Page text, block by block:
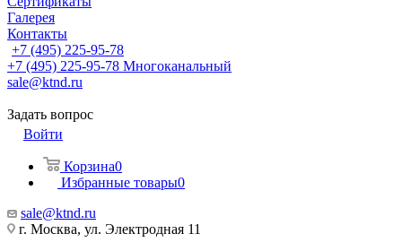
Галерея
Контакты
+7 (495) 225-95-78
+7 (495) 225-95-78 Многоканальный
sale@ktnd.ru
Задать вопрос
Войти
Корзина0
Избранные товары0
sale@ktnd.ru
г. Москва, ул. Электродная 11